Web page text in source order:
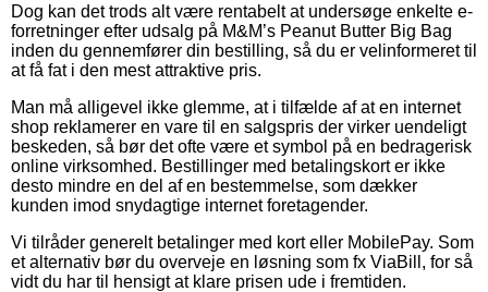
Dog kan det trods alt være rentabelt at undersøge enkelte e-
forretninger efter udsalg på M&M’s Peanut Butter Big Bag
inden du gennemfører din bestilling, så du er velinformeret til
at få fat i den mest attraktive pris.
Man må alligevel ikke glemme, at i tilfælde af at en internet
shop reklamerer en vare til en salgspris der virker uendeligt
beskeden, så bør det ofte være et symbol på en bedragerisk
online virksomhed. Bestillinger med betalingskort er ikke
desto mindre en del af en bestemmelse, som dækker
kunden imod snydagtige internet foretagender.
Vi tilråder generelt betalinger med kort eller MobilePay. Som
et alternativ bør du overveje en løsning som fx ViaBill, for så
vidt du har til hensigt at klare prisen ude i fremtiden.